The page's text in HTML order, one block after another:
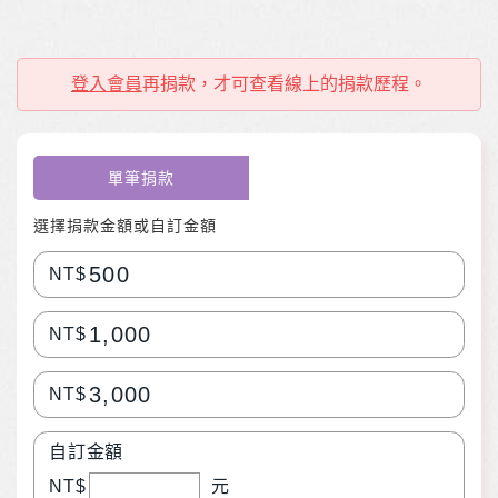
登入會員再捐款，才可查看線上的捐款歷程。
單筆捐款
選擇捐款金額或自訂金額
NT$ 500
NT$ 1,000
NT$ 3,000
自訂金額
NT$
元